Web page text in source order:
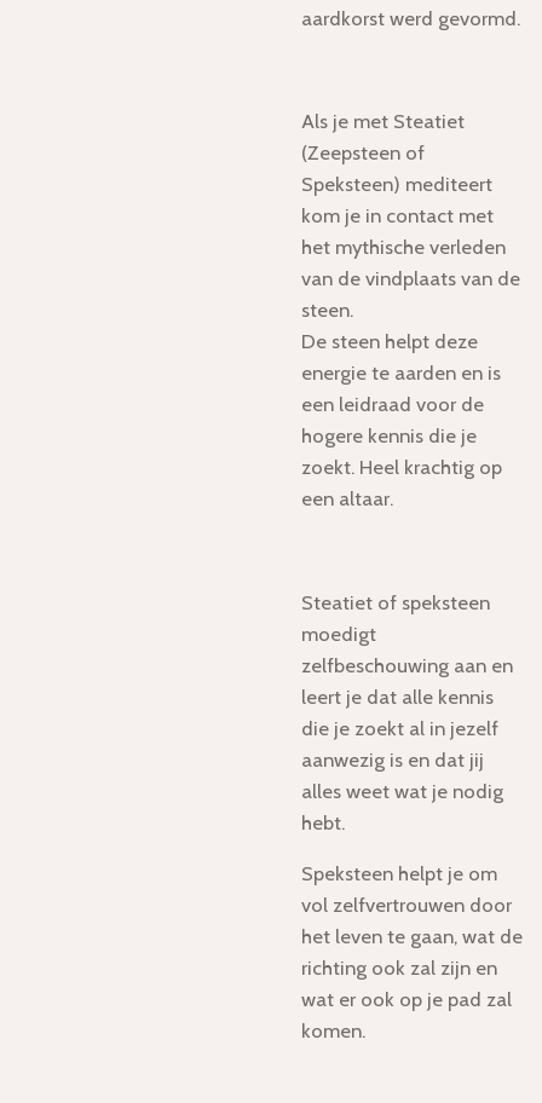
aardkorst werd gevormd.
Als je met Steatiet
(Zeepsteen of
Speksteen) mediteert
kom je in contact met
het mythische verleden
van de vindplaats van de
steen.
De steen helpt deze
energie te aarden en is
een leidraad voor de
hogere kennis die je
zoekt. Heel krachtig op
een altaar.
Steatiet of speksteen
moedigt
zelfbeschouwing aan en
leert je dat alle kennis
die je zoekt al in jezelf
aanwezig is en dat jij
alles weet wat je nodig
hebt.
Speksteen helpt je om
vol zelfvertrouwen door
het leven te gaan, wat de
richting ook zal zijn en
wat er ook op je pad zal
komen.